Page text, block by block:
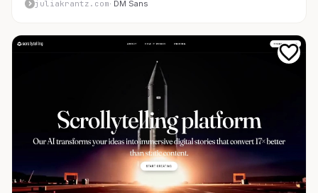
juliakrantz.com· DM Sans